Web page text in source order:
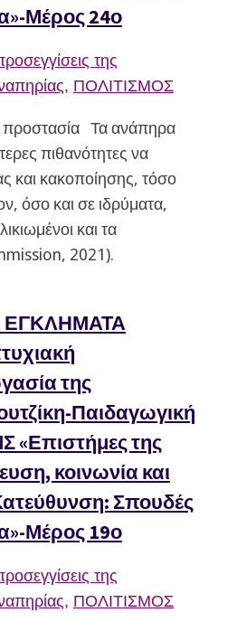
Μέρος 24ο
της
, ΠΟΛΙΤΙΣΜΟΣ
Τα ανάπηρα
πιθανότητες να
και κακοποίησης, τόσο
όσο και σε ιδρύματα,
και τα
2021).
ΕΓΚΛΗΜΑΤΑ
της
Παιδαγωγική
«Επιστήμες της
κοινωνία και
Σπουδές
Μέρος 19ο
της
, ΠΟΛΙΤΙΣΜΟΣ